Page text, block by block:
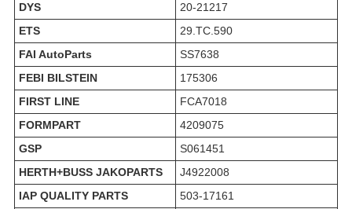
DYS
20-21217
ETS
29.TC.590
FAI AutoParts
SS7638
FEBI BILSTEIN
175306
FIRST LINE
FCA7018
FORMPART
4209075
GSP
S061451
HERTH+BUSS JAKOPARTS
J4922008
IAP QUALITY PARTS
503-17161